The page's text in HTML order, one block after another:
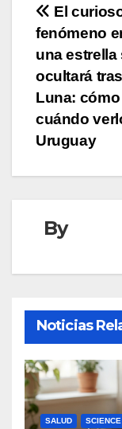
de
El
fenómeno
una estrella
ocultará
Luna:
cuándo
Uruguay
By
Noticias
SALUD SCIENCE